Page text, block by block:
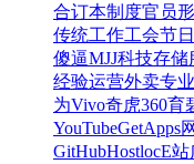
合订本制度官员
传统工作工会节日
傻逼MJJ科技存储
经验运营外卖专
为Vivo奇虎360育
YouTubeGetApps
GitHubHostlocE站